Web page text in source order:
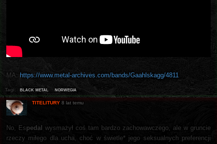
MA: https://www.metal-archives.com/bands/Gaahlskagg/4811
Tagi: black metal norwegia
TITELITURY 8 lat temu
No, Espedal wysmażył coś tam bardzo zachowawczego, ale w gruncie
rzeczy miłego dla ucha, choć w świetle* jego seksualnych preferencji